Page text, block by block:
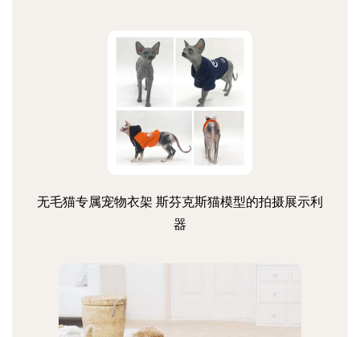
无毛猫专属宠物衣架 斯芬克斯猫模型的拍摄展示利
器